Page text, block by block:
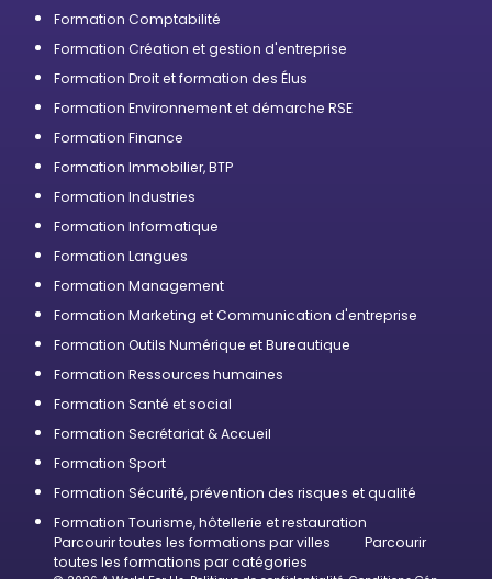
Formation Comptabilité
Formation Création et gestion d'entreprise
Formation Droit et formation des Élus
Formation Environnement et démarche RSE
Formation Finance
Formation Immobilier, BTP
Formation Industries
Formation Informatique
Formation Langues
Formation Management
Formation Marketing et Communication d'entreprise
Formation Outils Numérique et Bureautique
Formation Ressources humaines
Formation Santé et social
Formation Secrétariat & Accueil
Formation Sport
Formation Sécurité, prévention des risques et qualité
Formation Tourisme, hôtellerie et restauration
Parcourir toutes les formations par villes
Parcourir
toutes les formations par catégories